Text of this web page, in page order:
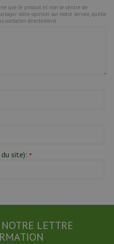
que le produit et non le centre de
votre opinion sur notre service, qu’elle
contacter directement.
site): *
LETTRE